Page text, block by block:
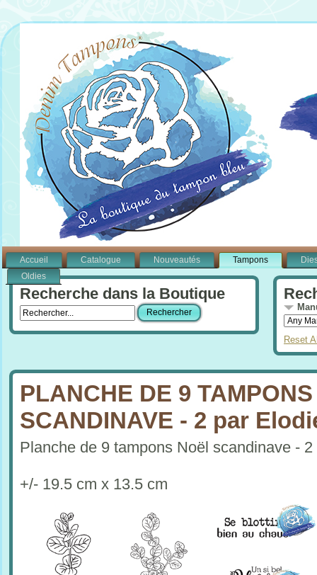
Accueil Catalogue Nouveautés Tampons
Oldies
Recherche dans la Boutique
Reset
PLANCHE DE 9
SCANDINAVE - 2 par
Planche de 9 tampons Noël scandinave - 2
+/- 19.5 cm x 13.5 cm